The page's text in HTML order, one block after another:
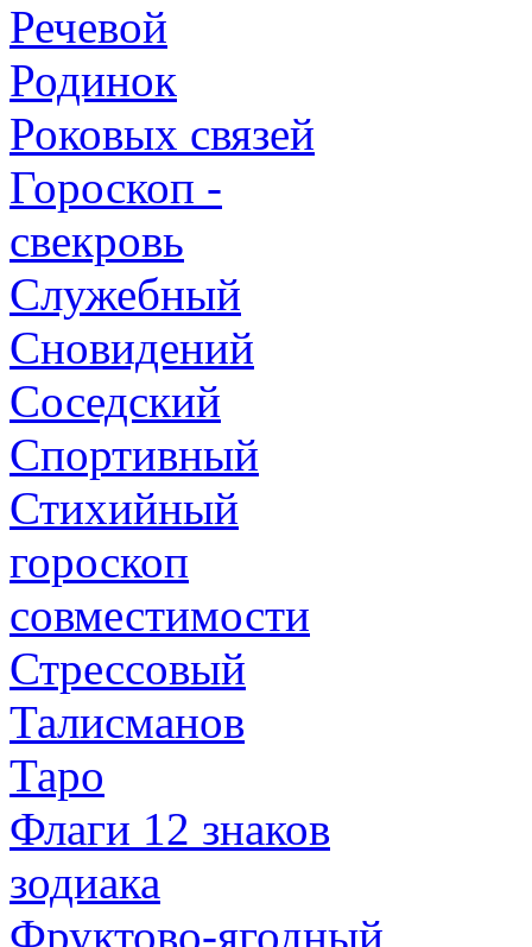
Речевой
Родинок
Роковых связей
Гороскоп -
свекровь
Служебный
Сновидений
Соседский
Спортивный
Стихийный
гороскоп
совместимости
Стрессовый
Талисманов
Таро
Флаги 12 знаков
зодиака
Фруктово-ягодный